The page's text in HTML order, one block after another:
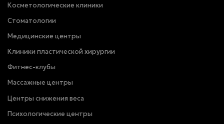
Косметологические клиники
Стоматологии
Медицинские центры
Клиники пластической хирургии
Фитнес-клубы
Массажные центры
Центры снижения веса
Психологические центры